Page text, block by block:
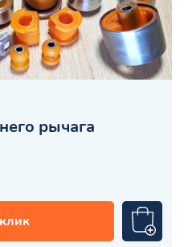
рычага